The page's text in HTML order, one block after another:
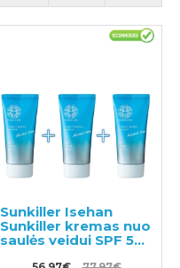
Sunkiller Isehan
Sunkiller kremas nuo
saulės veidui SPF 50+